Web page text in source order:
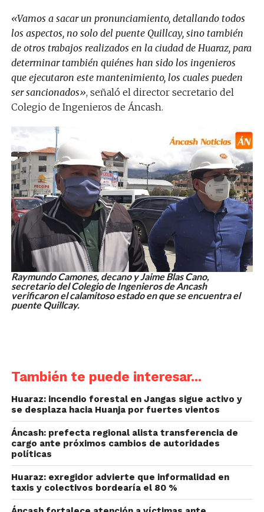
«Vamos a sacar un pronunciamiento, detallando todos
los aspectos, no solo del puente Quillcay, sino también
de otros trabajos realizados en la ciudad de Huaraz, para
determinar también quiénes han sido los ingenieros
que ejecutaron este mantenimiento, los cuales pueden
ser sancionados», señaló el director secretario del
Colegio de Ingenieros de Áncash.
Raymundo Camones, decano y Jaime Blas Cano,
secretario del Colegio de Ingenieros de Ancash
verificaron el calamitoso estado en que se encuentra el
puente Quillcay.
También te puede interesar...
Huaraz: incendio forestal en Jangas sigue activo y
se desplaza hacia Huanja por fuertes vientos
Áncash: prefecta regional alista transferencia de
cargo ante próximos cambios de autoridades
políticas
Huaraz: exregidor advierte que informalidad en
taxis y colectivos bordearía el 80 %